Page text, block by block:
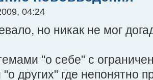
04:24
но никак не мог
"о себе" с
других" где непонятно